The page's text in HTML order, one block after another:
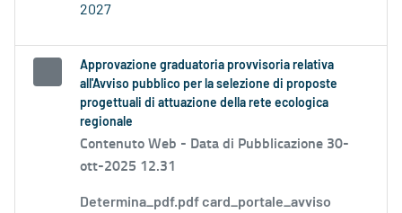
2027
Approvazione graduatoria provvisoria relativa
all'Avviso pubblico per la selezione di proposte
progettuali di attuazione della rete ecologica
regionale
Contenuto Web - Data di Pubblicazione 30-
ott-2025 12.31
Determina_pdf.pdf card_portale_avviso